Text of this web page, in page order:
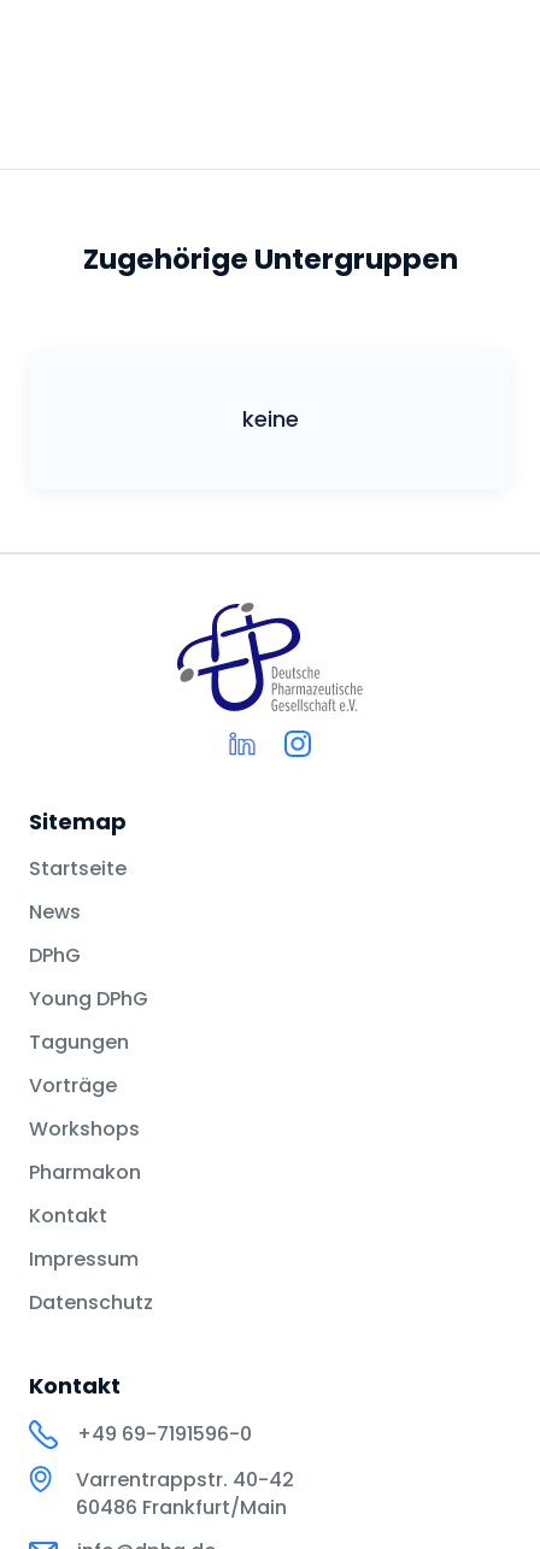
Zugehörige Untergruppen
keine
Sitemap
Startseite
News
DPhG
Young DPhG
Tagungen
Vorträge
Workshops
Pharmakon
Kontakt
Impressum
Datenschutz
Kontakt
+49 69-7191596-0
Varrentrappstr. 40-42
60486 Frankfurt/Main